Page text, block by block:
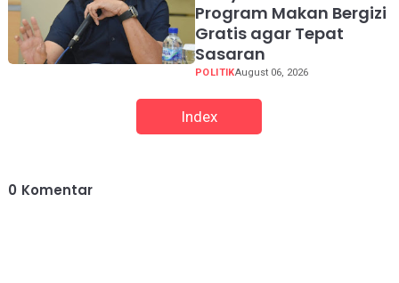
Program Makan Bergizi
Gratis agar Tepat
Sasaran
POLITIKAugust 06, 2026
Index
0 Komentar